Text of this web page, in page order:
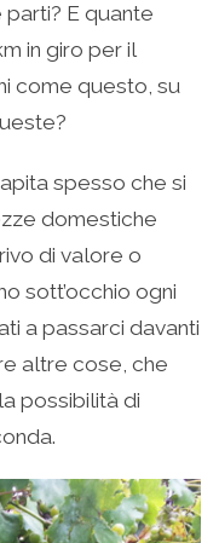
E quante
in giro per il
come questo, su
spesso che si
domestiche
di valore o
sott’occhio ogni
a passarci davanti
altre cose, che
possibilità di